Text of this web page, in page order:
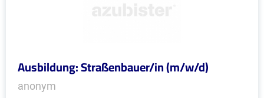
Ausbildung: Straßenbauer/in (m/w/d)
anonym